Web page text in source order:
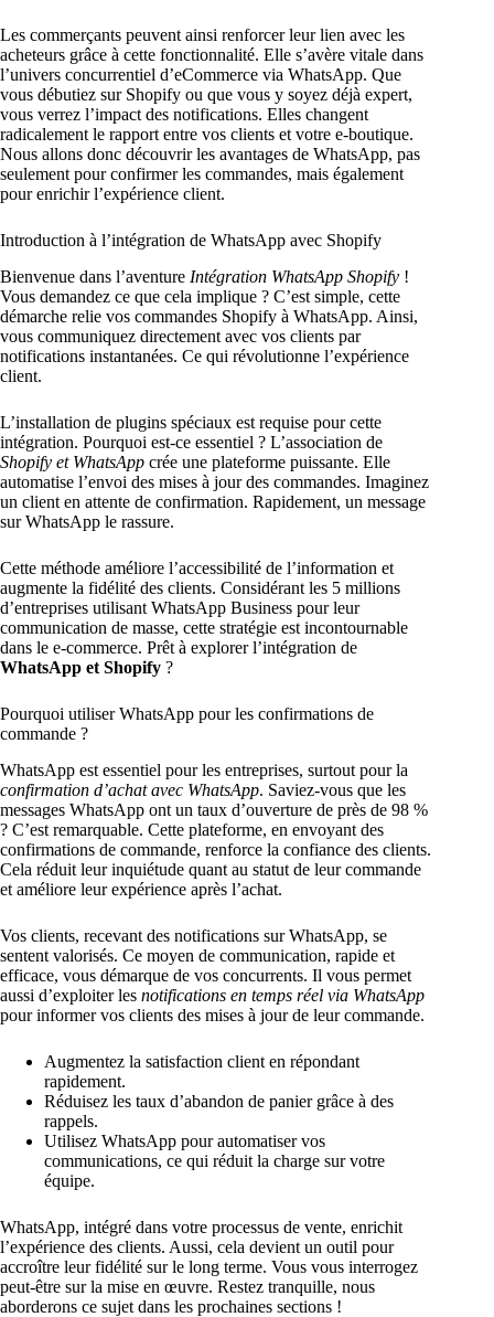
Les commerçants peuvent ainsi renforcer leur lien avec les
acheteurs grâce à cette fonctionnalité. Elle s’avère vitale dans
l’univers concurrentiel d’eCommerce via WhatsApp. Que
vous débutiez sur Shopify ou que vous y soyez déjà expert,
vous verrez l’impact des notifications. Elles changent
radicalement le rapport entre vos clients et votre e-boutique.
Nous allons donc découvrir les avantages de WhatsApp, pas
seulement pour confirmer les commandes, mais également
pour enrichir l’expérience client.
Introduction à l’intégration de WhatsApp avec Shopify
Bienvenue dans l’aventure Intégration WhatsApp Shopify !
Vous demandez ce que cela implique ? C’est simple, cette
démarche relie vos commandes Shopify à WhatsApp. Ainsi,
vous communiquez directement avec vos clients par
notifications instantanées. Ce qui révolutionne l’expérience
client.
L’installation de plugins spéciaux est requise pour cette
intégration. Pourquoi est-ce essentiel ? L’association de
Shopify et WhatsApp crée une plateforme puissante. Elle
automatise l’envoi des mises à jour des commandes. Imaginez
un client en attente de confirmation. Rapidement, un message
sur WhatsApp le rassure.
Cette méthode améliore l’accessibilité de l’information et
augmente la fidélité des clients. Considérant les 5 millions
d’entreprises utilisant WhatsApp Business pour leur
communication de masse, cette stratégie est incontournable
dans le e-commerce. Prêt à explorer l’intégration de
WhatsApp et Shopify ?
Pourquoi utiliser WhatsApp pour les confirmations de
commande ?
WhatsApp est essentiel pour les entreprises, surtout pour la
confirmation d’achat avec WhatsApp. Saviez-vous que les
messages WhatsApp ont un taux d’ouverture de près de 98 %
? C’est remarquable. Cette plateforme, en envoyant des
confirmations de commande, renforce la confiance des clients.
Cela réduit leur inquiétude quant au statut de leur commande
et améliore leur expérience après l’achat.
Vos clients, recevant des notifications sur WhatsApp, se
sentent valorisés. Ce moyen de communication, rapide et
efficace, vous démarque de vos concurrents. Il vous permet
aussi d’exploiter les notifications en temps réel via WhatsApp
pour informer vos clients des mises à jour de leur commande.
Augmentez la satisfaction client en répondant
rapidement.
Réduisez les taux d’abandon de panier grâce à des
rappels.
Utilisez WhatsApp pour automatiser vos
communications, ce qui réduit la charge sur votre
équipe.
WhatsApp, intégré dans votre processus de vente, enrichit
l’expérience des clients. Aussi, cela devient un outil pour
accroître leur fidélité sur le long terme. Vous vous interrogez
peut-être sur la mise en œuvre. Restez tranquille, nous
aborderons ce sujet dans les prochaines sections !